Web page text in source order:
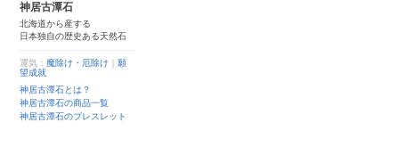
神居古潭石
北海道から産する
日本独自の歴史ある天然石
運気： 魔除け・厄除け
願
望成就
神居古潭石とは？
神居古潭石の商品一覧
神居古潭石のブレスレット